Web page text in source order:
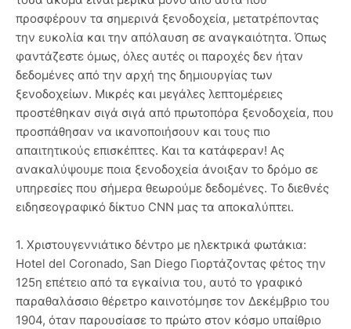
προσφέρουν τα σημερινά ξενοδοχεία, μετατρέποντας
την ευκολία και την απόλαυση σε αναγκαιότητα. Όπως
φαντάζεστε όμως, όλες αυτές οι παροχές δεν ήταν
δεδομένες από την αρχή της δημιουργίας των
ξενοδοχείων. Μικρές και μεγάλες λεπτομέρειες
προστέθηκαν σιγά σιγά από πρωτοπόρα ξενοδοχεία, που
προσπάθησαν να ικανοποιήσουν και τους πιο
απαιτητικούς επισκέπτες. Και τα κατάφεραν! Ας
ανακαλύψουμε ποια ξενοδοχεία άνοιξαν το δρόμο σε
υπηρεσίες που σήμερα θεωρούμε δεδομένες. Το διεθνές
ειδησεογραφικό δίκτυο CNN μας τα αποκαλύπτει.
1. Χριστουγεννιάτικο δέντρο με ηλεκτρικά φωτάκια:
Hotel del Coronado, San Diego Γιορτάζοντας φέτος την
125η επέτειο από τα εγκαίνια του, αυτό το γραφικό
παραθαλάσσιο θέρετρο καινοτόμησε τον Δεκέμβριο του
1904, όταν παρουσίασε το πρώτο στον κόσμο υπαίθριο